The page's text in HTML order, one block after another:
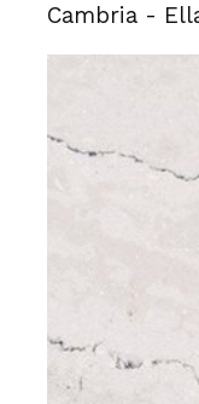
Cambria -